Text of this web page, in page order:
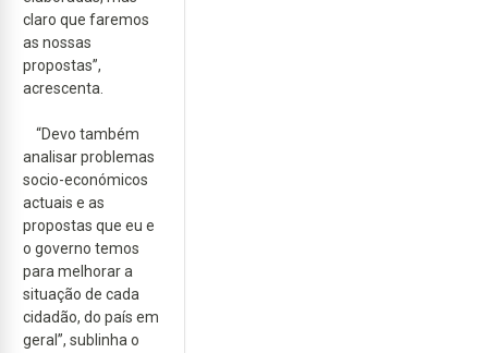
claro que faremos
as nossas
propostas”,
acrescenta.
“Devo também
analisar problemas
socio-económicos
actuais e as
propostas que eu e
o governo temos
para melhorar a
situação de cada
cidadão, do país em
geral”, sublinha o